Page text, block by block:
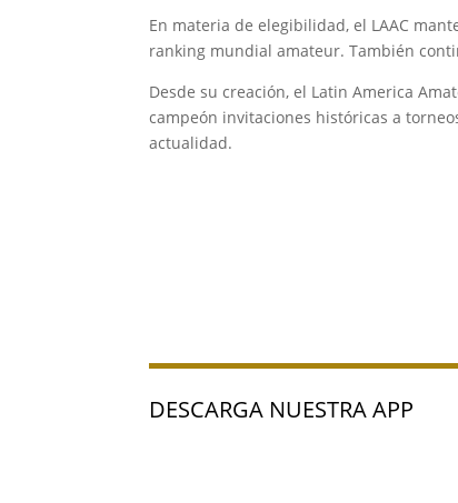
En materia de elegibilidad, el LAAC
ranking mundial amateur. También
Desde su creación, el Latin America
campeón invitaciones históricas a
actualidad.
DESCARGA NUESTRA APP